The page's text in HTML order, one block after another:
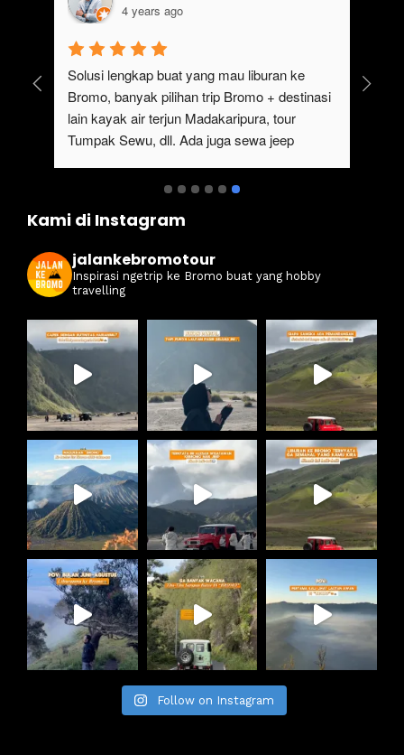
4 years ago
Solusi lengkap buat yang mau liburan ke
Bromo, banyak pilihan trip Bromo + destinasi
lain kayak air terjun Madakaripura, tour
Tumpak Sewu, dll. Ada juga sewa jeep
Kami di Instagram
jalankebromotour
Inspirasi ngetrip ke Bromo buat yang hobby
travelling
Follow on Instagram